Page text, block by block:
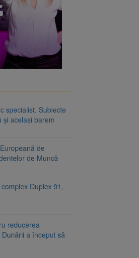
specialist. Subiecte
și același barem
de
de Muncă
Duplex 91,
reducerea
a început să